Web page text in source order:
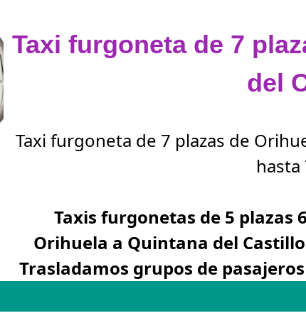
Taxi furgoneta de 7
del
Taxi furgoneta de 7 plazas de
hasta
Taxis furgonetas de 5 plazas
Orihuela a Quintana del
Trasladamos grupos de